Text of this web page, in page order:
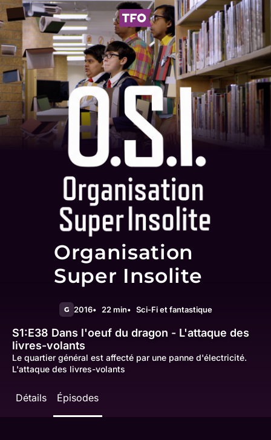
Organisation
Super Insolite
G 2016 22 min Sci-Fi et fantastique
S1:E38 Dans l'oeuf du dragon - L'attaque des
livres-volants
Le quartier général est affecté par une panne d'électricité.
L'attaque des livres-volants
Détails Épisodes